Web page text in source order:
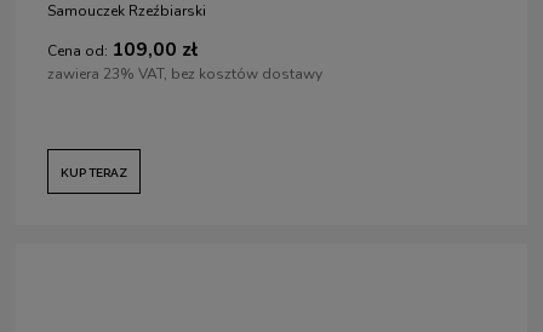
Samouczek Rzeźbiarski
Cena od: 109,00 zł
zawiera 23% VAT, bez kosztów dostawy
KUP TERAZ